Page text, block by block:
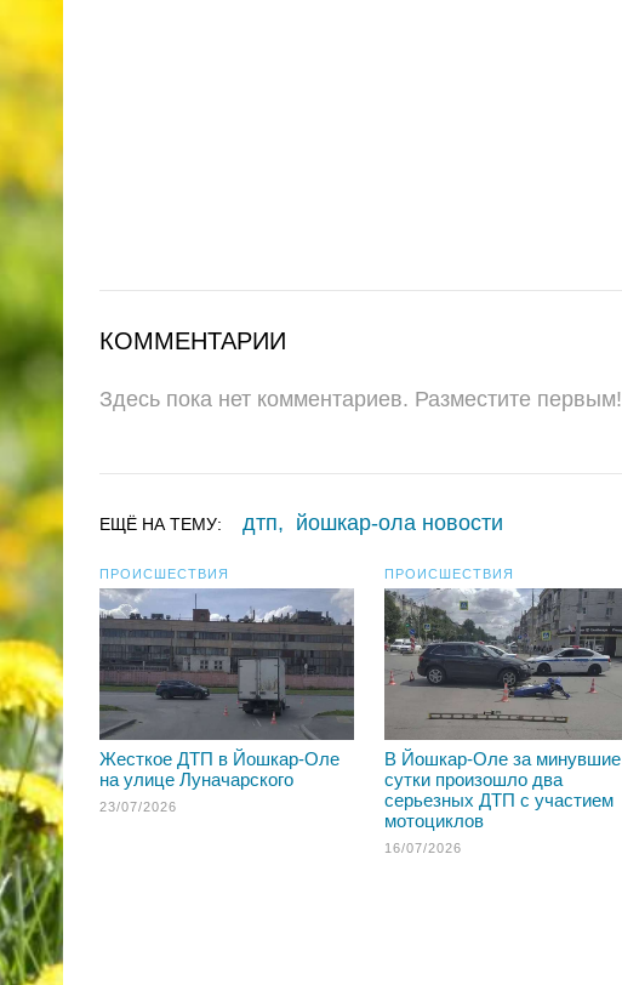
КОММЕНТАРИИ
Здесь пока нет комментариев. Разместите первым!
ЕЩЁ НА ТЕМУ: дтп, йошкар-ола новости
ПРОИСШЕСТВИЯ
Жесткое ДТП в Йошкар-Оле
на улице Луначарского
23/07/2026
ПРОИСШЕСТВИЯ
В Йошкар-Оле за минувшие
сутки произошло два
серьезных ДТП с участием
мотоциклов
16/07/2026